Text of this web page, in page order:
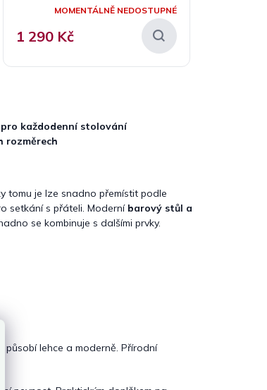
MOMENTÁLNĚ NEDOSTUPNÉ
1 290 Kč
každodenní stolování
rozměrech
tomu je lze snadno přemístit podle
setkání s přáteli. Moderní barový stůl a
se kombinuje s dalšími prvky.
působí lehce a moderně. Přírodní